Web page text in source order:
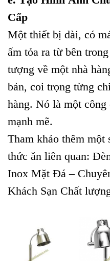
Cấp
Một thiết bị dài, có
ấm tỏa ra từ bên
tượng về một nhà
bản, coi trọng từng
hàng. Nó là một
mạnh mẽ.
Tham khảo thêm một
thức ăn liên quan:
Inox Mặt Đá –
Khách Sạn Chất